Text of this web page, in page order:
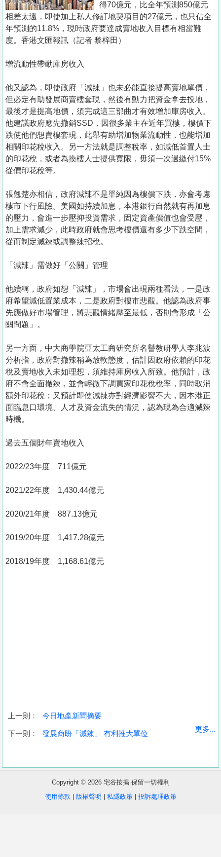
手
冊
關
我
們
收
盤
得70億元，比全年預測850億元
相差太遠，即使加上私人修訂地契項目的27億元，也只佔全
年預測的11.8%，現時政府要達成賣地收入目標有相當難
度。香港文匯報訊（記者 黎梓田）
增流動性帶動庫房收入
他又認為，即使政府「減辣」也未必能直接提高賣地單價，
但必定有助發展商賣樓套現，然後有動力把資金拿去投地，
最後才是提高地價，須完成這三部曲才有效增加庫房收入。
他建議政府應先撤銷SSD，因很多業主在近年買樓，樓價下
跌使他們想賣樓套現，此舉有助增加物業流動性，也能增加
相關印花稅收入。另一方法就是調整稅率，如減低首置人士
的印花稅，或者為換樓人士提供寬限，毋須一次過繳付15%
從價印花稅等。
張翹楚亦相信，政府減辣不是單純因為樓價下跌，亦會考慮
樓市下行風險。美國如持續加息，本港銀行自然就有再加息
的壓力，會進一步壓抑投資需求，固定資產價值也會受壓，
加上需求減少，此時政府就會思考樓價還有多少下跌空間，
從而制定減辣或調整辣招稅。
「減辣」需做好「公關」管理
他續稱，政府如想「減辣」，市場會出現兩種看法，一是政
府希望減低置業成本，二是政府對樓市悲觀。他認為政府事
先應做好市場管理，將悲觀情緒壓至最低，否則會形成「公
關問題」。
另一方面，中大商學院亞太工商研究所名譽教研學人李兆波
分析指，政府對撤辣稍為放軟態度，估計因政府依賴的印花
稅及賣地收入未如理想，須維持庫房收入所致。他預計，政
府不會全面撤辣，並會輕微下調買家印花稅稅率，同時取消
額外印花稅；又預計即使減辣亦對經濟影響不大，因本港正
面臨息口環境、人才及資金流失的情況，認為現為合適減辣
時機。
過去五個財年賣地收入
2022/23年度 711億元
2021/22年度 1,430.44億元
2020/21年度 887.13億元
2019/20年度 1,417.28億元
2018/19年度 1,168.61億元
上一則： 今日地產新聞摘要
下一則： 發展商盼「減辣」 有利推大單位
更多...
Copyright © 2026 宅谷按揭 保留一切權利
使用條款
版權聲明 私隱政策| 投訴處理政策